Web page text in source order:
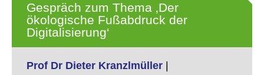
Gespräch zum Thema ‚Der
ökologische Fußabdruck der
Digitalisierung‘
Prof Dr Dieter Kranzlmüller